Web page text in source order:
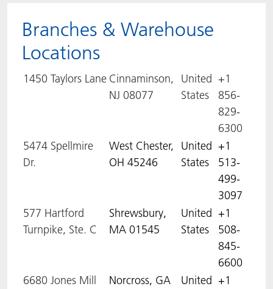
Branches & Warehouse
Locations
1450 Taylors Lane Cinnaminson,
NJ 08077
United
States
+1
856-
829-
6300
5474 Spellmire
Dr.
West Chester,
OH 45246
United
States
+1
513-
499-
3097
577 Hartford
Turnpike, Ste. C
Shrewsbury,
MA 01545
United
States
+1
508-
845-
6600
6680 Jones Mill
Norcross, GA
United +1
PROVALIN
WESSCO